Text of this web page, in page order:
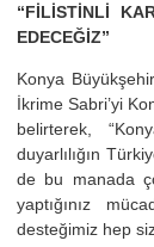
“FİLİSTİNLİ
EDECEĞİZ”
Konya
İkrime Sabri’yi
belirterek,
duyarlılığın
de bu manada
yaptığınız
desteğimiz hep